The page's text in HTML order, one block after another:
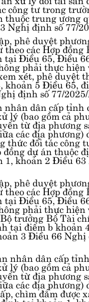
công tư trong
thuộc trung ương
Nghị định số 77/
phê duyệt
theo các Hợp đồng
tạiĐiều 65, Điều
phải thực hiện
xét, phê duyệt
khoản 5 Điều 65,
định số 77/
nhân dân cấp tỉnh
lý (bao gồm cả
từ địa phương
các địa phương)
thức đối tác công
đồng dự án thuộc
1, khoản 2 Điều
phê duyệt
theo các Hợp đồng
tạiĐiều 65, Điều
phải thực hiện
trưởng Bộ Tài
tạiđiểm b khoản
3 Điều 66 Nghị
nhân dân cấp
lý (bao gồm cả
từ địa phương
các địa phương)
chìm đắm được